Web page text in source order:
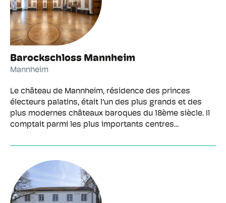
Barockschloss Mannheim
Mannheim
Le château de Mannheim, résidence des princes
électeurs palatins, était l'un des plus grands et des
plus modernes châteaux baroques du 18ème siècle. Il
comptait parmi les plus importants centres...